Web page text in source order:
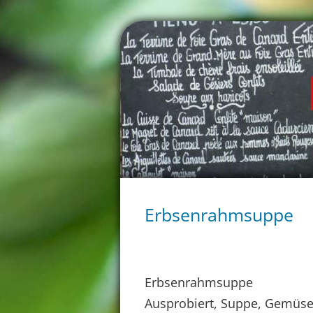
Erbsenrahmsuppe
Erbsenrahmsuppe
Ausprobiert, Suppe, Gemüse